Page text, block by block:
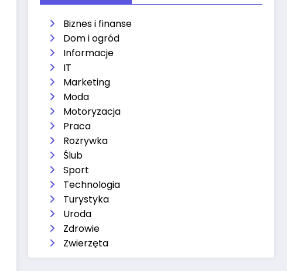
Biznes i finanse
Dom i ogród
Informacje
IT
Marketing
Moda
Motoryzacja
Praca
Rozrywka
Ślub
Sport
Technologia
Turystyka
Uroda
Zdrowie
Zwierzęta